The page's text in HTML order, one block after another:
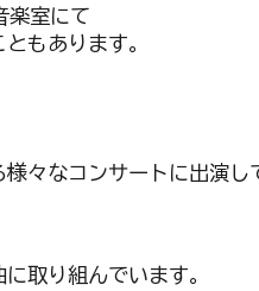
室にて
もあります。
々なコンサートに出演し
取り組んでいます。